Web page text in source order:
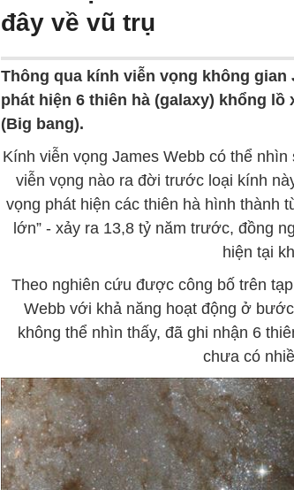
đây về vũ trụ
Thông qua kính viễn vọng không gian
phát hiện 6 thiên hà (galaxy) khổng
(Big bang).
Kính viễn vọng James Webb có thể
viễn vọng nào ra đời trước loại kính
vọng phát hiện các thiên hà hình thành
lớn” - xảy ra 13,8 tỷ năm trước, đồng
hiện tại
Theo nghiên cứu được công bố trên
Webb với khả năng hoạt động ở
không thể nhìn thấy, đã ghi nhận 6
chưa có